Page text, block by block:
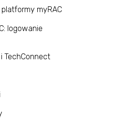
myRAC
logowanie
TechConnect